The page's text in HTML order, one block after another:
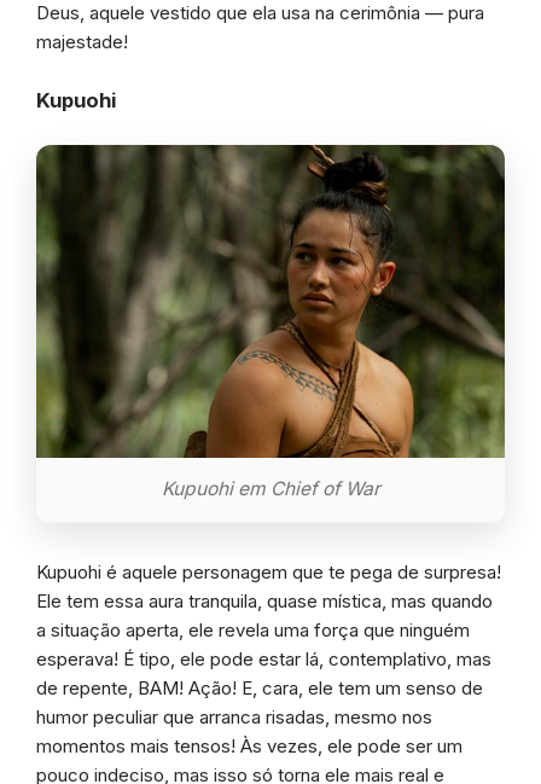
Deus, aquele vestido que ela usa na cerimônia — pura
majestade!
Kupuohi
Kupuohi em Chief of War
Kupuohi é aquele personagem que te pega de surpresa!
Ele tem essa aura tranquila, quase mística, mas quando
a situação aperta, ele revela uma força que ninguém
esperava! É tipo, ele pode estar lá, contemplativo, mas
de repente, BAM! Ação! E, cara, ele tem um senso de
humor peculiar que arranca risadas, mesmo nos
momentos mais tensos! Às vezes, ele pode ser um
pouco indeciso, mas isso só torna ele mais real e